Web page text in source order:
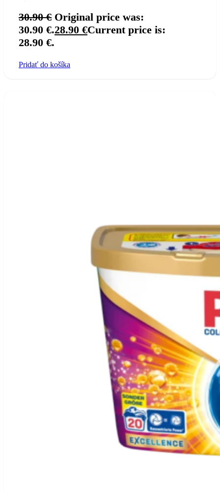
30.90€ Original price was:
30.90 €.28.90 €Current price is:
28.90 €.
Pridať do košíka